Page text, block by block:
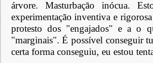
árvore. Masturbação inócua.
experimentação inventiva e
protesto dos "engajados" e a o
"marginais". É possível conseguir
certa forma conseguiu, eu estou